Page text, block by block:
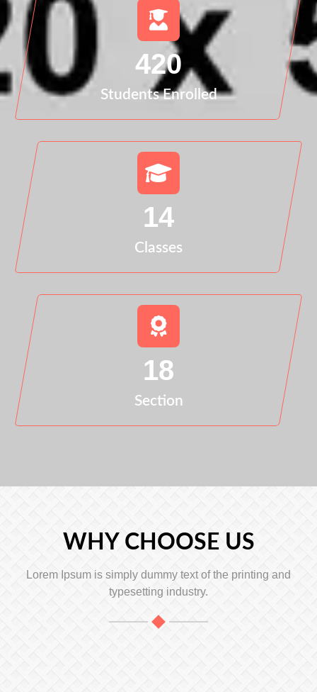
420
Students Enrolled
14
Classes
18
Section
WHY CHOOSE US
Lorem Ipsum is simply dummy text of the printing and
typesetting industry.